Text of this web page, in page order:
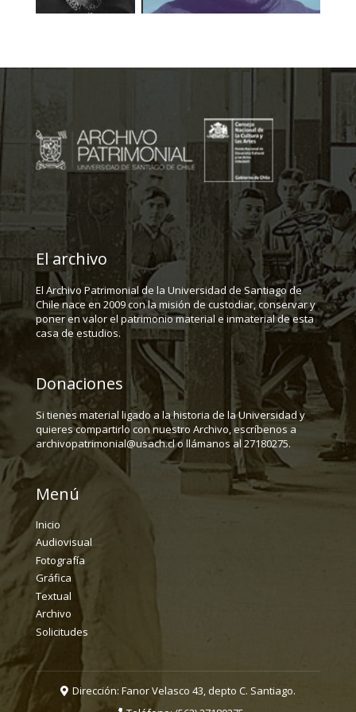
El archivo
El Archivo Patrimonial de la Universidad de Santiago de
Chile nace en 2009 con la misión de custodiar, conservar y
poner en valor el patrimonio material e inmaterial de esta
casa de estudios.
Donaciones
Si tienes material ligado a la historia de la Universidad y
quieres compartirlo con nuestro Archivo, escríbenos a
archivopatrimonial@usach.cl o llámanos al 27180275.
Menú
Inicio
Audiovisual
Fotografía
Gráfica
Textual
Archivo
Solicitudes
Dirección: Fanor Velasco 43, depto C. Santiago.